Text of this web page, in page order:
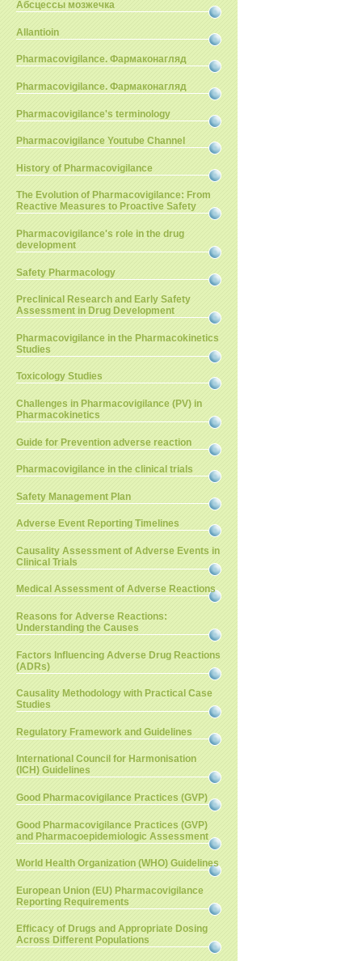
Абсцессы мозжечка
Allantioin
Pharmacovigilance. Фармаконагляд
Pharmacovigilance. Фармаконагляд
Pharmacovigilance's terminology
Pharmacovigilance Youtube Channel
History of Pharmacovigilance
The Evolution of Pharmacovigilance: From
Reactive Measures to Proactive Safety
Pharmacovigilance's role in the drug
development
Safety Pharmacology
Preclinical Research and Early Safety
Assessment in Drug Development
Pharmacovigilance in the Pharmacokinetics
Studies
Toxicology Studies
Challenges in Pharmacovigilance (PV) in
Pharmacokinetics
Guide for Prevention adverse reaction
Pharmacovigilance in the clinical trials
Safety Management Plan
Adverse Event Reporting Timelines
Causality Assessment of Adverse Events in
Clinical Trials
Medical Assessment of Adverse Reactions
Reasons for Adverse Reactions:
Understanding the Causes
Factors Influencing Adverse Drug Reactions
(ADRs)
Causality Methodology with Practical Case
Studies
Regulatory Framework and Guidelines
International Council for Harmonisation
(ICH) Guidelines
Good Pharmacovigilance Practices (GVP)
Good Pharmacovigilance Practices (GVP)
and Pharmacoepidemiologic Assessment
World Health Organization (WHO) Guidelines
European Union (EU) Pharmacovigilance
Reporting Requirements
Efficacy of Drugs and Appropriate Dosing
Across Different Populations